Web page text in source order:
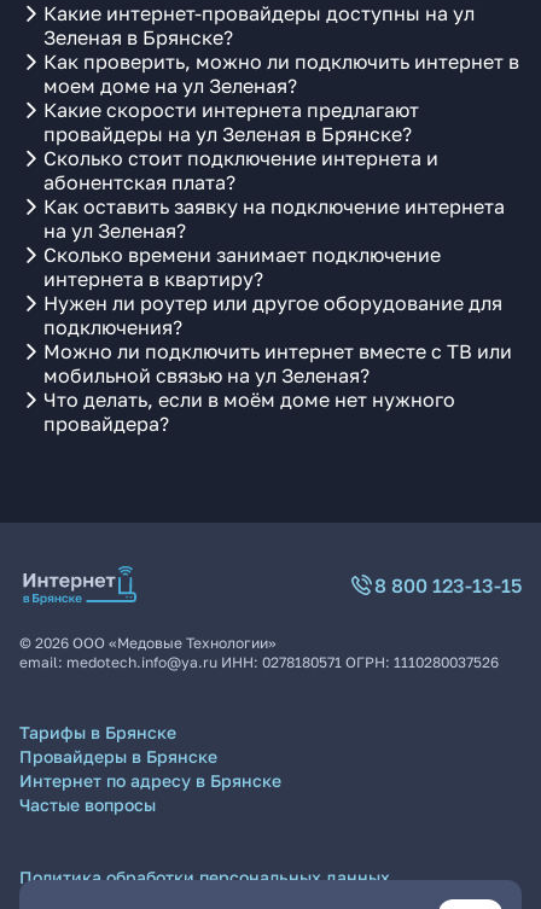
Какие интернет-провайдеры доступны на ул
Зеленая в Брянске?
Как проверить, можно ли подключить интернет в
моем доме на ул Зеленая?
Какие скорости интернета предлагают
провайдеры на ул Зеленая в Брянске?
Сколько стоит подключение интернета и
абонентская плата?
Как оставить заявку на подключение интернета
на ул Зеленая?
Сколько времени занимает подключение
интернета в квартиру?
Нужен ли роутер или другое оборудование для
подключения?
Можно ли подключить интернет вместе с ТВ или
мобильной связью на ул Зеленая?
Что делать, если в моём доме нет нужного
провайдера?
8 800 123-13-15
© 2026 ООО «Медовые Технологии»
email: medotech.info@ya.ru ИНН: 0278180571 ОГРН: 1110280037526
Тарифы в Брянске
Провайдеры в Брянске
Интернет по адресу в Брянске
Частые вопросы
Политика обработки персональных данных